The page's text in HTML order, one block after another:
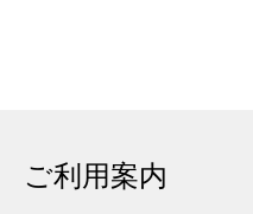
ご利用案内